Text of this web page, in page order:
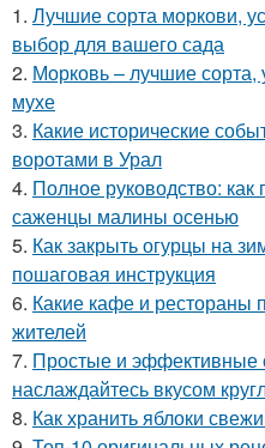
1. Лучшие сорта моркови,
выбор для вашего сада
2. Морковь – лучшие сорта,
мухе
3. Какие исторические
воротами в Урал
4. Полное руководство: как
саженцы малины осенью
5. Как закрыть огурцы на
пошаговая инструкция
6. Какие кафе и рестораны
жителей
7. Простые и эффективные
наслаждайтесь вкусом
8. Как хранить яблоки